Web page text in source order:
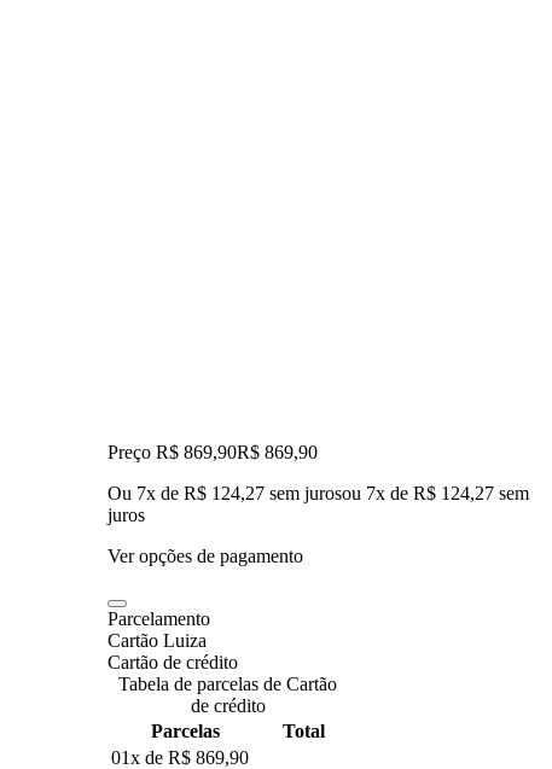
Preço R$ 869,90R$ 869,90
Ou 7x de R$ 124,27 sem jurosou 7x de R$ 124,27 sem
juros
Ver opções de pagamento
Parcelamento
Cartão Luiza
Cartão de crédito
Tabela de parcelas de Cartão
de crédito
Parcelas
Total
01x de R$ 869,90